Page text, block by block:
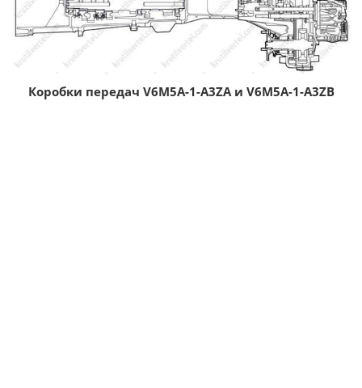
Коробки передач V6M5A-1-A3ZA и V6M5A-1-A3ZB